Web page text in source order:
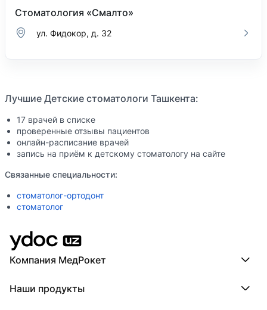
Стоматология «Смалто»
ул. Фидокор, д. 32
Лучшие Детские стоматологи Ташкента:
17 врачей в списке
проверенные отзывы пациентов
онлайн-расписание врачей
запись на приём к детскому стоматологу на сайте
Связанные специальности:
стоматолог-ортодонт
стоматолог
Компания МедРокет
О YDoc
Наши продукты